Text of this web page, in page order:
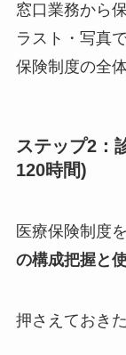
窓口業務から
ラスト・写真
保険制度の全
ステップ2：
120時間)
医療保険制度
の構成把握と
押さえておき